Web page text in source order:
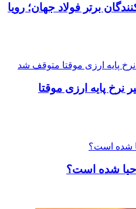
برتر فولاد جهان؛ رویا
نرخ پایه ارزی موقتا
احیا شده است؟